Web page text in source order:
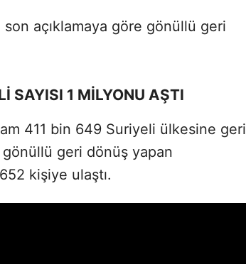
son açıklamaya göre gönüllü geri
SAYISI 1 MİLYONU AŞTI
411 bin 649 Suriyeli ülkesine geri
gönüllü geri dönüş yapan
kişiye ulaştı.